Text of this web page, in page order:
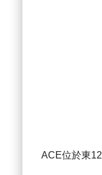
ACE位於東